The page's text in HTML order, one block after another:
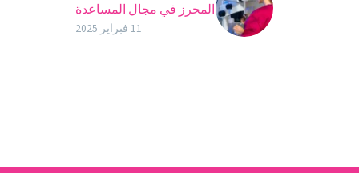
المحرز في مجال المساعدة
على الإنجاب11 فبراير 2025